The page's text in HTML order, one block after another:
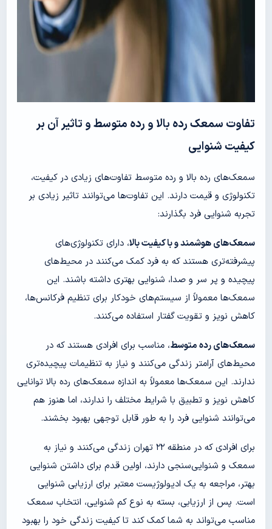
تفاوت سمعک رده بالا و رده متوسط و تاثیر آن بر
کیفیت شنوایی
سمعک‌های رده بالا و رده متوسط تفاوت‌های زیادی در کیفیت،
تکنولوژی و قیمت دارند. این تفاوت‌ها می‌توانند تاثیر زیادی بر
تجربه شنوایی فرد بگذارند:
سمعک‌های هوشمند و با کیفیت بالا، دارای تکنولوژی‌های
پیشرفته‌تری هستند که به فرد کمک می‌کنند در محیط‌های
پیچیده و پر سر و صدا، شنوایی بهتری داشته باشند. این
سمعک‌ها معمولاً از سیستم‌های خودکار برای تنظیم فرکانس‌ها،
کاهش نویز و تقویت گفتار استفاده می‌کنند.
سمعک‌های رده متوسط، مناسب برای افرادی هستند که در
محیط‌های آرامتر زندگی می‌کنند و نیاز به تنظیمات پیچیده‌تری
ندارند. این سمعک‌ها معمولاً به اندازه سمعک‌های رده بالا توانایی
کاهش نویز و تطبیق با شرایط مختلف را ندارند، اما هنوز هم
می‌توانند شنوایی فرد را به طور قابل توجهی بهبود بخشند.
برای افرادی که در منطقه ۲۲ تهران زندگی می‌کنند و نیاز به
سمعک و شنوایی‌سنجی دارند، اولین قدم برای داشتن شنوایی
بهتر، مراجعه به یک ادیولوژیست معتبر برای ارزیابی شنوایی
است. پس از ارزیابی، بسته به نوع کم شنوایی، انتخاب سمعک
مناسب می‌تواند به شما کمک کند تا کیفیت زندگی خود را بهبود